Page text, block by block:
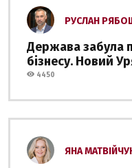
РУСЛАН
Держава забула
бізнесу. Новий
4450
ЯНА